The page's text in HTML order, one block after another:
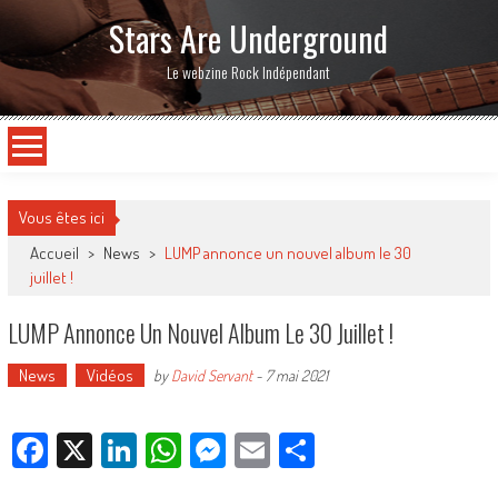
Stars Are Underground
Le webzine Rock Indépendant
Vous êtes ici
Accueil > News > LUMP annonce un nouvel album le 30
juillet !
LUMP Annonce Un Nouvel Album Le 30 Juillet !
News Vidéos byDavid Servant- 7 mai 2021
Facebook
X LinkedIn
WhatsApp
Messenger
EmailPartager